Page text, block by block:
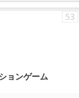
ョンゲーム
53